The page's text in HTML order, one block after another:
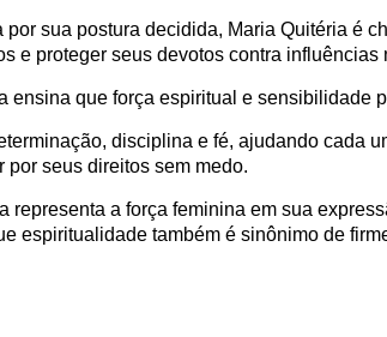
por sua postura decidida, Maria Quitéria é
e proteger seus devotos contra influências
ensina que força espiritual e sensibilidade
disciplina e fé, ajudando cada
por seus direitos sem medo.
representa a força feminina em sua
espiritualidade também é sinônimo de